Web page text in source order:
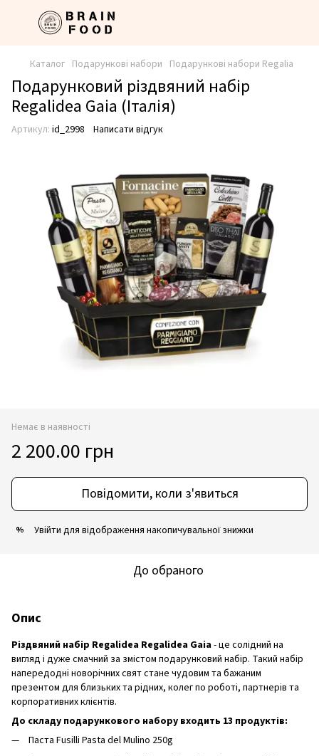
Каталог Подарункові набори Подарункові набори Regalia
Подарунковий різдвяний набір
Regalidea Gaia (Італія)
Артикул: id_2998 Написати відгук
Немає в наявності
2 200.00 грн
Повідомити, коли з'явиться
% Увійти для відображення накопичувальної знижки
До обраного
Опис
Різдвяний набір Regalidea Regalidea Gaia- це солідний на
вигляд і дуже смачний за змістом подарунковий набір. Такий набір
напередодні новорічних свят стане чудовим та бажаним
презентом для близьких та рідних, колег по роботі, партнерів та
корпоративних клієнтів.
До складу подарункового набору входить 13 продуктів:
Паста Fusilli Pasta del Mulino 250g